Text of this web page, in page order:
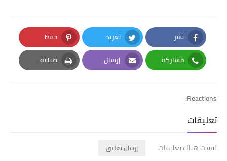
نشر
Facebook
تغريد
Twitter
حفظ
Pinterest
مشاركة
Whatsapp
إرسال
Email
طباعة
Print
Reactions:
تعليقات
ليست هناك تعليقات إرسال تعليق